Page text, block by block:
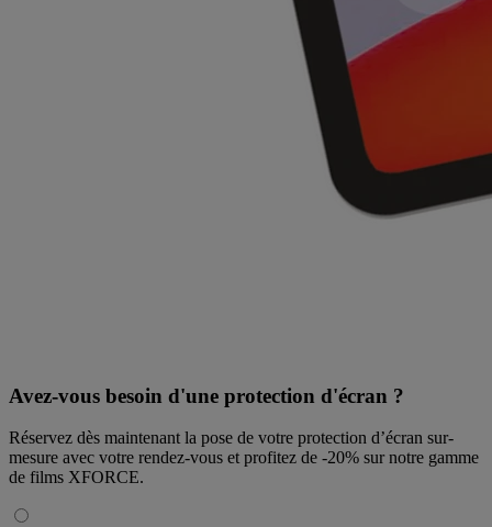
Avez-vous besoin d'une protection d'écran ?
Réservez dès maintenant la pose de votre protection d’écran sur-
mesure avec votre rendez-vous et profitez de -20% sur notre gamme
de films XFORCE.